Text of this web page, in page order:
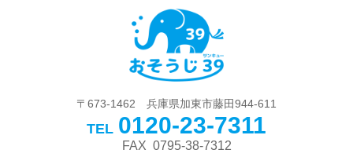
〒673-1462 兵庫県加東市藤田944-611
TEL 0120-23-7311
FAX 0795-38-7312